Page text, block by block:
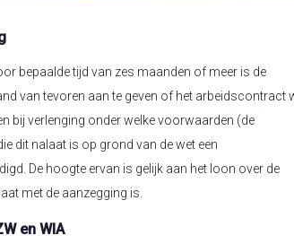
bepaalde tijd van zes maanden of meer is de
van tevoren aan te geven of het arbeidscontract
bij verlenging onder welke voorwaarden (de
dit nalaat is op grond van de wet een
De hoogte ervan is gelijk aan het loon over de
met de aanzegging is.
en WIA